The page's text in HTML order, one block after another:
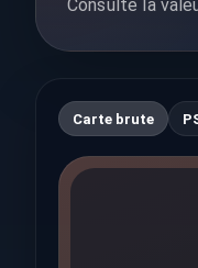
Consulte la
Carte brute